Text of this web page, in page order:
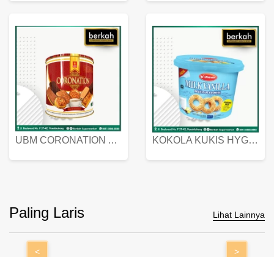
UBM CORONATION ASSORTED BISKUIT KALENG 450 GRAM KOKOLA KUKIS HYGIENIC MILK VANILLA PACK 320 GR
Paling Laris Lihat Lainnya
< >